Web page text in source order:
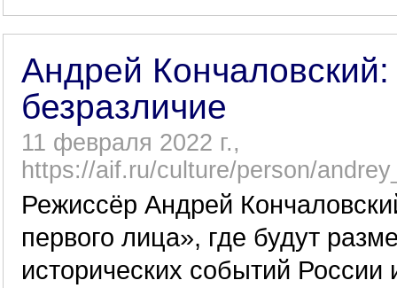
Андрей
безразличие
11 февраля 2022 г.,
https://aif.ru/culture/person/
Режиссёр Андрей
первого лица», где будут
исторических событий